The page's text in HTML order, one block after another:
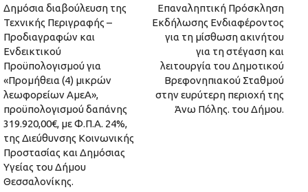
Δημόσια διαβούλευση της
Τεχνικής Περιγραφής –
Προδιαγραφών και
Ενδεικτικού
Προϋπολογισμού για
«Προμήθεια (4) μικρών
λεωφορείων ΑμεΑ»,
προϋπολογισμού δαπάνης
319.920,00€, με Φ.Π.Α. 24%,
της Διεύθυνσης Κοινωνικής
Προστασίας και Δημόσιας
Υγείας του Δήμου
Θεσσαλονίκης.
Επαναληπτική Πρόσκληση
Εκδήλωσης Ενδιαφέροντος
για τη μίσθωση ακινήτου
για τη στέγαση και
λειτουργία του Δημοτικού
Βρεφονηπιακού Σταθμού
στην ευρύτερη περιοχή της
Άνω Πόλης. του Δήμου.